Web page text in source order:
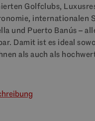
Golfclubs,
internationalen
und Puerto Banús –
Damit ist es ideal
als auch als